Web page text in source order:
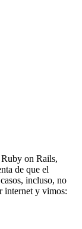
on Rails,
de que el
incluso, no
internet y vimos: